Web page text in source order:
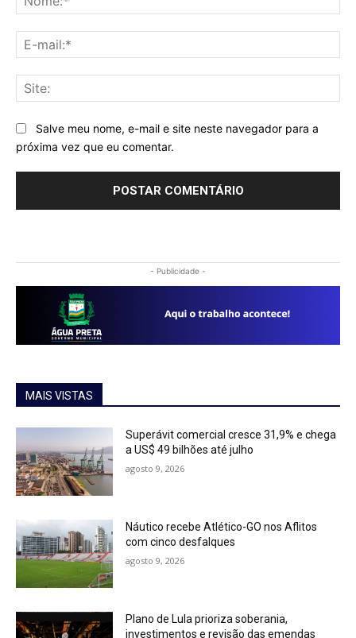
Salve meu nome, e-mail e site neste navegador para a
próxima vez que eu comentar.
- Publicidade -
MAIS VISTAS
Superávit comercial cresce 31,9% e chega
a US$ 49 bilhões até julho
agosto 9, 2026
Náutico recebe Atlético-GO nos Aflitos
com cinco desfalques
agosto 9, 2026
Plano de Lula prioriza soberania,
investimentos e revisão das emendas